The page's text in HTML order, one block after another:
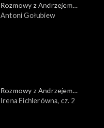
Rozmowy z Andrzejem
Doboszem
Antoni Gołubiew
Rozmowy z Andrzejem
Doboszem
Irena Eichlerówna, cz. 2